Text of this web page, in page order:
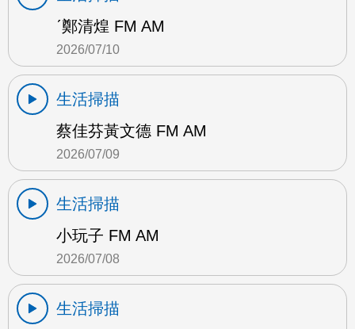
ˊ鄭清煌 FM AM
2026/07/10
生活掃描
蔡佳芬黃文德 FM AM
2026/07/09
生活掃描
小玩子 FM AM
2026/07/08
生活掃描